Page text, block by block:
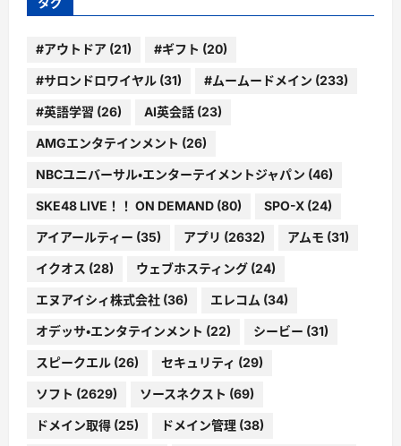
#アウトドア (21) #ギフト (20)
#サロンドロワイヤル (31) #ムームードメイン (233)
#英語学習 (26) AI英会話 (23)
AMGエンタテインメント (26)
NBCユニバーサル・エンターテイメントジャパン (46)
SKE48 LIVE！！ ON DEMAND (80) SPO-X (24)
アイアールティー (35) アプリ (2632) アムモ (31)
イクオス (28) ウェブホスティング (24)
エヌアイシィ株式会社 (36) エレコム (34)
オデッサ・エンタテインメント (22) シービー (31)
スピークエル (26) セキュリティ (29)
ソフト (2629) ソースネクスト (69)
ドメイン取得 (25) ドメイン管理 (38)